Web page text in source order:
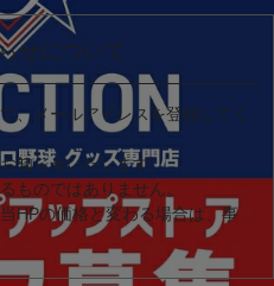
せについて
、メールアドレスを登録してく
知らせいたします。
ものではありません。
HPの価格と変わる場合は、事